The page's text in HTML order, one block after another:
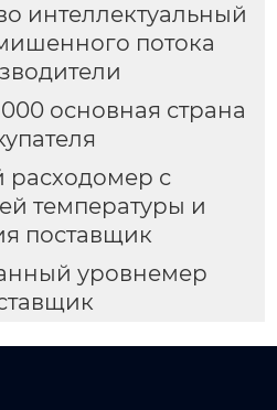
интеллектуальный
потока
основная страна
расходомер с
температуры и
поставщик
уровнемер